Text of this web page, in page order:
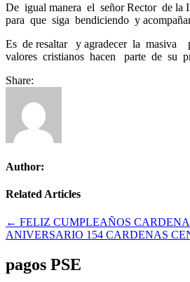
De igual manera el señor Rector de
para que siga bendiciendo y
Es de resaltar y agradecer la masiva
valores cristianos hacen parte de su
Share:
Author:
Related Articles
Navegación
de
entradas
← FELIZ CUMPLEAÑOS
ANIVERSARIO 154 CARDENAS
pagos PSE